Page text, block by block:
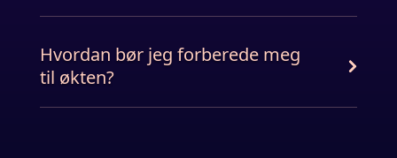
Hvordan bør jeg forberede meg
til økten?